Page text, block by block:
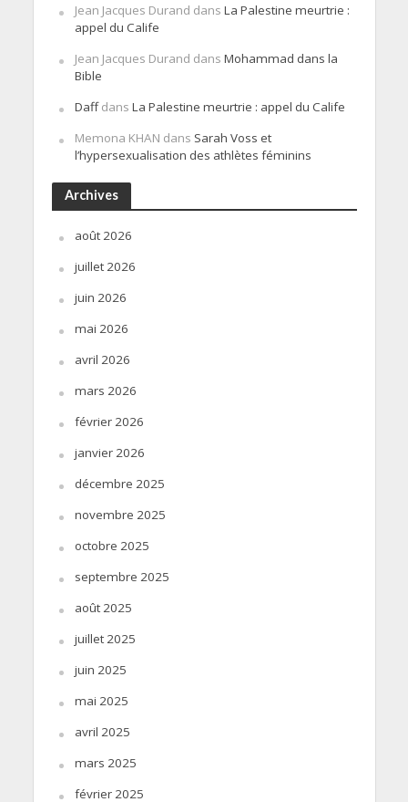
Jean Jacques Durand dans La Palestine meurtrie :
appel du Calife
Jean Jacques Durand dans Mohammad dans la
Bible
Daffdans La Palestine meurtrie : appel du Calife
Memona KHAN dans Sarah Voss et
l’hypersexualisation des athlètes féminins
Archives
août 2026
juillet 2026
juin 2026
mai 2026
avril 2026
mars 2026
février 2026
janvier 2026
décembre 2025
novembre 2025
octobre 2025
septembre 2025
août 2025
juillet 2025
juin 2025
mai 2025
avril 2025
mars 2025
février 2025